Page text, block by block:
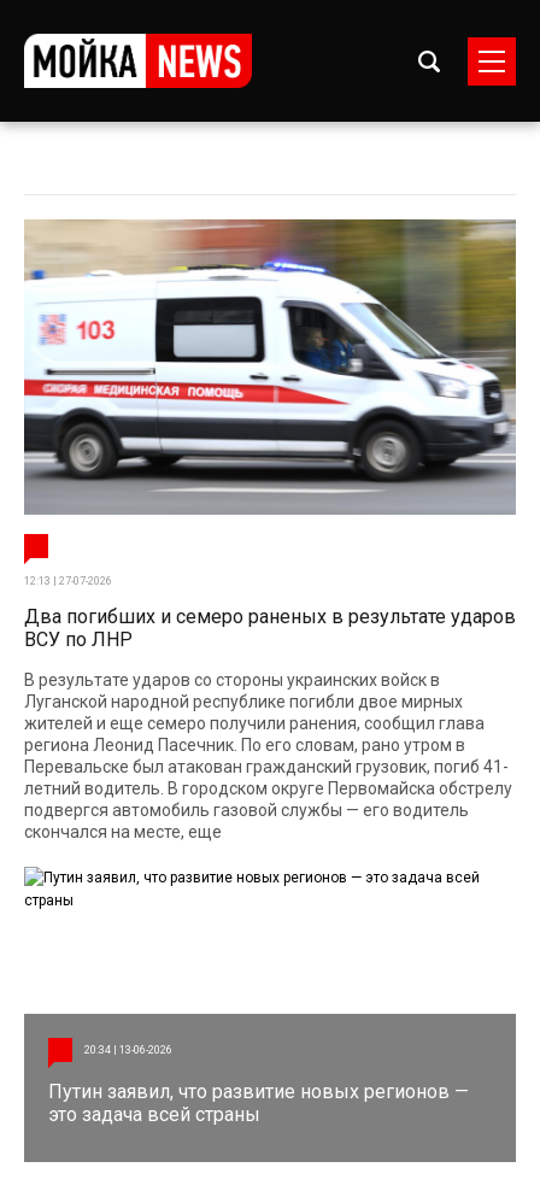
12:13 | 27-07-2026
Два погибших и семеро раненых в результате ударов
ВСУ по ЛНР
В результате ударов со стороны украинских войск в
Луганской народной республике погибли двое мирных
жителей и еще семеро получили ранения, сообщил глава
региона Леонид Пасечник. По его словам, рано утром в
Перевальске был атакован гражданский грузовик, погиб 41-
летний водитель. В городском округе Первомайска обстрелу
подвергся автомобиль газовой службы — его водитель
скончался на месте, еще
20:34 | 13-06-2026
Путин заявил, что развитие новых регионов —
это задача всей страны